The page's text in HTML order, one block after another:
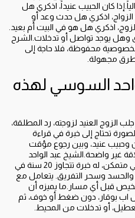
كان الحبيب عنيداً، اذكري هل
الزواج، اذكري هل حدث وعد أو
اذكري هل هو في البيت أم بعيد.
وهل يوجد تواصل أو تدخلات.الشرح
محفوظة، فلا حاجة إلى
مجهولة.
السوسي لهذه
الزوج العنيد لزوجته، رد المطلقة،
تحتاج إلى خبرة في قراءة
وحبيب عنيد، وبين رجوع مؤقت
غير واضحة.الشيخ عبد الواحد
السوسي شيخ روحاني مغربي سوسي متمكن، له خبرة تتجاوز 20 سنة في
والحسد وسحر التفريق. يتعامل مع
قبل أي مسار.ما يميزه أن
اب بوقار، دون ضغط أو خوف، ثم
أو تدخلات من المحيط.